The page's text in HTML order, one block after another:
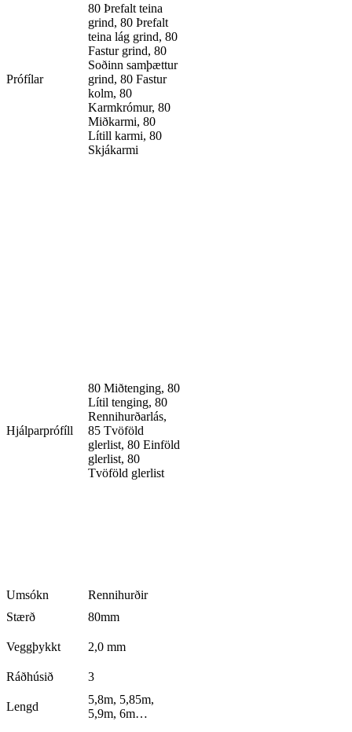
Prófílar
80 Þrefalt teina
grind, 80 Þrefalt
teina lág grind, 80
Fastur grind, 80
Soðinn samþættur
grind, 80 Fastur
kolm, 80
Karmkrómur, 80
Miðkarmi, 80
Lítill karmi, 80
Skjákarmi
Hjálparprófíll
80 Miðtenging, 80
Lítil tenging, 80
Rennihurðarlás,
85 Tvöföld
glerlist, 80 Einföld
glerlist, 80
Tvöföld glerlist
Umsókn
Rennihurðir
Stærð
80mm
Veggþykkt 2,0 mm
Ráðhúsið 3
Lengd
5,8m, 5,85m,
5,9m, 6m…